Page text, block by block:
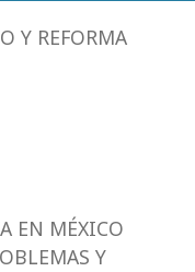
Y REFORMA
EN MÉXICO
Y